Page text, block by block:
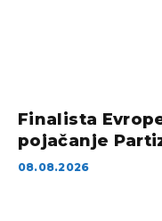
Finalista
pojačanje
08.08.2026